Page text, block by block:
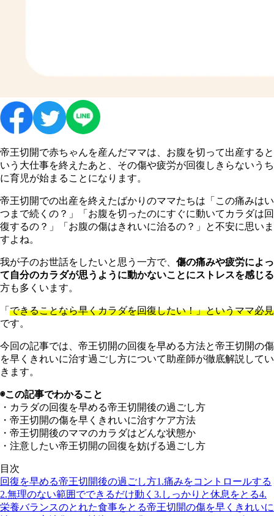
帝王切開で赤ちゃんを産んだママは、お腹を切って出産すると
いう大仕事を終えたあと、その傷や疲労が回復しきらないうち
に育児が始まることになります。
帝王切開での出産を終えたばかりのママたちは「この痛みはい
つまで続くの？」「お腹を切ったのにすぐに動いてカラダは回
復するの？」「お腹の傷はきれいに治るの？」と不安に思いま
すよね。
我が子のお世話をしたいと思う一方で、 傷の痛みや疲労によっ
て自分のカラダが思うように動かないことにストレスを感じる
方も多くいます。
「 できることなら早くカラダを回復したい！」というママ必見
です。
今回の記事では、帝王切開の回復を早める方法と帝王切開の傷
を早くきれいに治す過ごし方について助産師が徹底解説してい
きます。
◉この記事でわかること
・カラダの回復を早める帝王切開後の過ごし方
・帝王切開の傷を早くきれいに治すケア方法
・帝王切開後のママのカラダはどんな状態か
・注意したい帝王切開の回復を妨げる過ごし方
目次
回復を早める帝王切開後の過ごし方1.痛みをコントロールする
2.無理のない範囲でできるだけ動く 3.しっかりと休息をとる4.
栄養バランスのとれた食事をとる帝王切開の傷を早くきれいに